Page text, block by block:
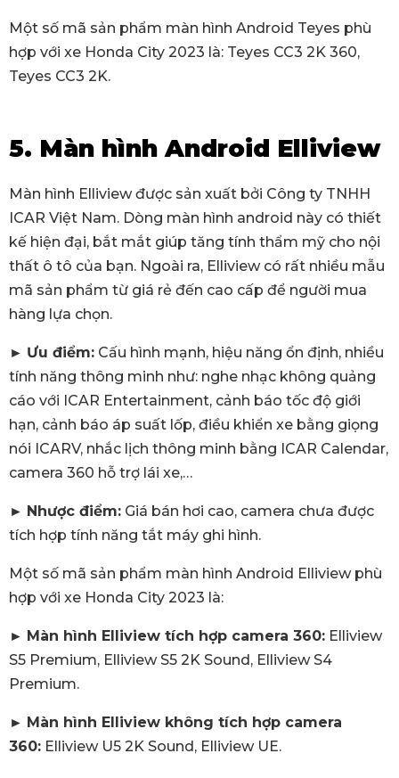
Một số mã sản phẩm màn hình Android Teyes phù
hợp với xe Honda City 2023 là: Teyes CC3 2K 360,
Teyes CC3 2K.
5. Màn hình Android Elliview
Màn hình Elliview được sản xuất bởi Công ty TNHH
ICAR Việt Nam. Dòng màn hình android này có thiết
kế hiện đại, bắt mắt giúp tăng tính thẩm mỹ cho nội
thất ô tô của bạn. Ngoài ra, Elliview có rất nhiều mẫu
mã sản phẩm từ giá rẻ đến cao cấp để người mua
hàng lựa chọn.
► Ưu điểm: Cấu hình mạnh, hiệu năng ổn định, nhiều
tính năng thông minh như: nghe nhạc không quảng
cáo với ICAR Entertainment, cảnh báo tốc độ giới
hạn, cảnh báo áp suất lốp, điều khiển xe bằng giọng
nói ICARV, nhắc lịch thông minh bằng ICAR Calendar,
camera 360 hỗ trợ lái xe,…
► Nhược điểm: Giá bán hơi cao, camera chưa được
tích hợp tính năng tắt máy ghi hình.
Một số mã sản phẩm màn hình Android Elliview phù
hợp với xe Honda City 2023 là:
► Màn hình Elliview tích hợp camera 360: Elliview
S5 Premium, Elliview S5 2K Sound, Elliview S4
Premium.
► Màn hình Elliview không tích hợp camera
360: Elliview U5 2K Sound, Elliview UE.